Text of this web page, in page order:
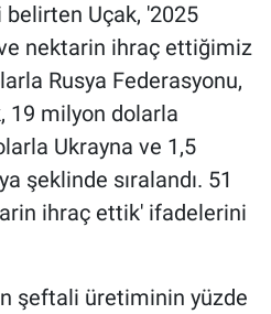
Uçak, '2025
nektarin ihraç ettiğimiz
Rusya Federasyonu,
19 milyon dolarla
Ukrayna ve 1,5
şeklinde sıralandı. 51
ihraç ettik' ifadelerini
şeftali üretiminin yüzde